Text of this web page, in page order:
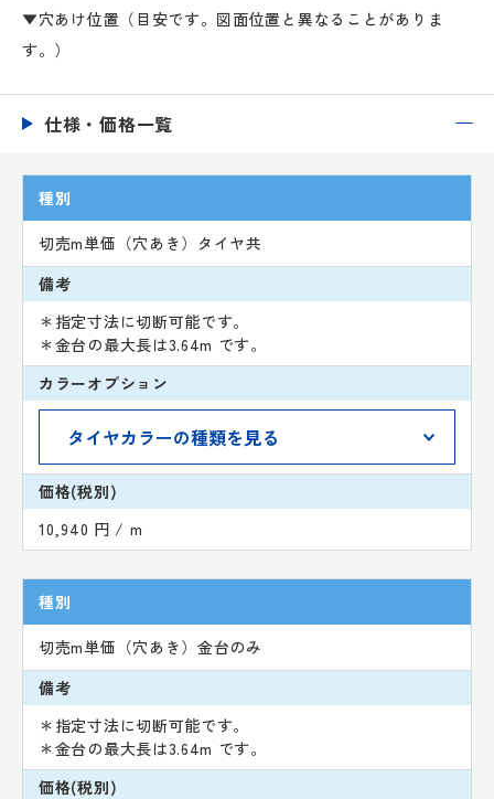
▼穴あけ位置（目安です。図面位置と異なることがありま
す。）
仕様・価格一覧
種別
切売m単価（穴あき）タイヤ共
備考
＊指定寸法に切断可能です。
＊金台の最大長は3.64m です。
カラーオプション
価格(税別)
10,940 円 / m
種別
切売m単価（穴あき）金台のみ
備考
＊指定寸法に切断可能です。
＊金台の最大長は3.64m です。
価格(税別)